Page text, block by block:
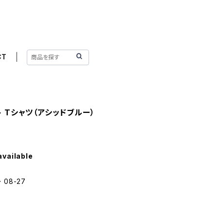
シャツ（アシッドブルー）
08-27